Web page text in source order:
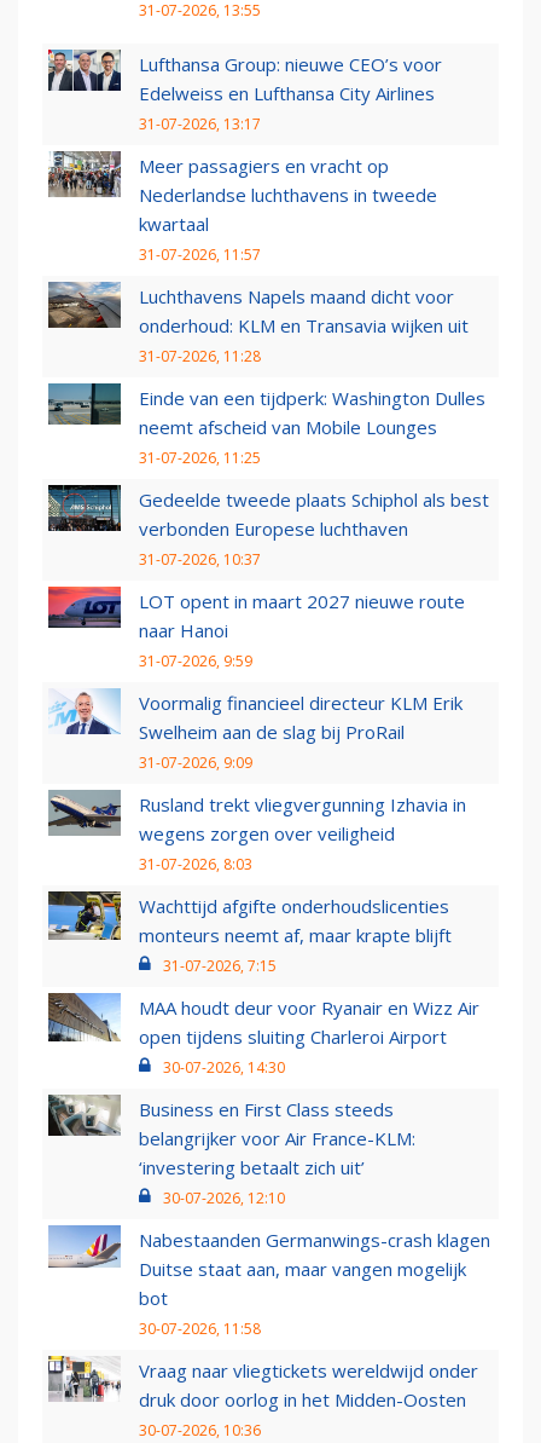
31-07-2026, 13:55
Lufthansa Group: nieuwe CEO’s voor
Edelweiss en Lufthansa City Airlines
31-07-2026, 13:17
Meer passagiers en vracht op
Nederlandse luchthavens in tweede
kwartaal
31-07-2026, 11:57
Luchthavens Napels maand dicht voor
onderhoud: KLM en Transavia wijken uit
31-07-2026, 11:28
Einde van een tijdperk: Washington Dulles
neemt afscheid van Mobile Lounges
31-07-2026, 11:25
Gedeelde tweede plaats Schiphol als best
verbonden Europese luchthaven
31-07-2026, 10:37
LOT opent in maart 2027 nieuwe route
naar Hanoi
31-07-2026, 9:59
Voormalig financieel directeur KLM Erik
Swelheim aan de slag bij ProRail
31-07-2026, 9:09
Rusland trekt vliegvergunning Izhavia in
wegens zorgen over veiligheid
31-07-2026, 8:03
Wachttijd afgifte onderhoudslicenties
monteurs neemt af, maar krapte blijft
31-07-2026, 7:15
MAA houdt deur voor Ryanair en Wizz Air
open tijdens sluiting Charleroi Airport
30-07-2026, 14:30
Business en First Class steeds
belangrijker voor Air France-KLM:
‘investering betaalt zich uit’
30-07-2026, 12:10
Nabestaanden Germanwings-crash klagen
Duitse staat aan, maar vangen mogelijk
bot
30-07-2026, 11:58
Vraag naar vliegtickets wereldwijd onder
druk door oorlog in het Midden-Oosten
30-07-2026, 10:36